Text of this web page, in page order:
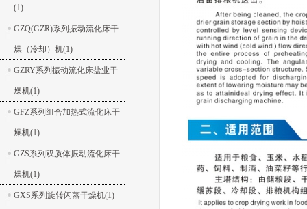
(1)
GZQ(GZR)系列振动流化床干
燥（冷却）机(1)
GZRY系列振动流化床盐业干
燥机(1)
GFZ系列组合加热式流化床干
燥机(1)
GZS系列双质体振动流化床干
燥机(1)
GXS系列旋转闪蒸干燥机(1)